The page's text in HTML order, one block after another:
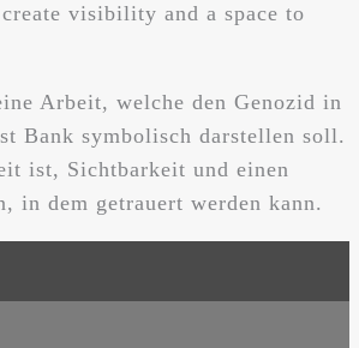
visibility and a space to
Arbeit, welche den Genozid in
Bank symbolisch darstellen soll.
ist, Sichtbarkeit und einen
in dem getrauert werden kann.